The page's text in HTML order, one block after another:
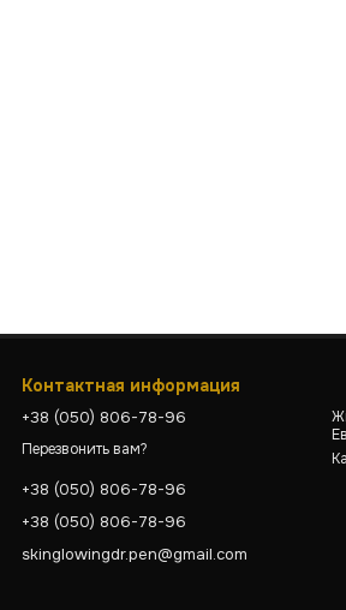
Контактная информация
+38 (050) 806-78-96
Перезвонить вам?
+38 (050) 806-78-96
+38 (050) 806-78-96
skinglowingdr.pen@gmail.com